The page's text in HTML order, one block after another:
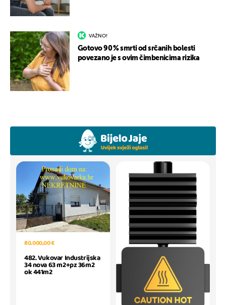
VAŽNO!
Gotovo 90 % smrti od srčanih bolesti
povezano je s ovim čimbenicima rizika
80.000,00 €
482. Vukovar Industrijska
34 nova 63 m2+pz 36m2
ok 441m2